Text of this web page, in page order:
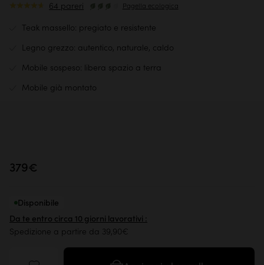
64 pareri Pagella ecologica
Teak massello: pregiato e resistente
Legno grezzo: autentico, naturale, caldo
Mobile sospeso: libera spazio a terra
Mobile già montato
379€
Disponibile
Da te entro circa 10 giorni lavorativi :
Spedizione a partire da 39,90€